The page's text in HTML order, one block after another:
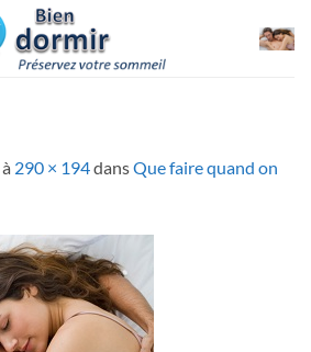
à 290 × 194dansQue faire quand on